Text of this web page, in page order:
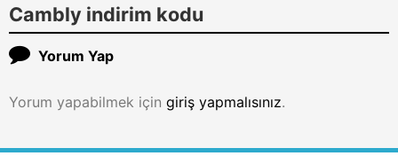
Cambly indirim kodu
Yorum Yap
Yorum yapabilmek için giriş yapmalısınız.